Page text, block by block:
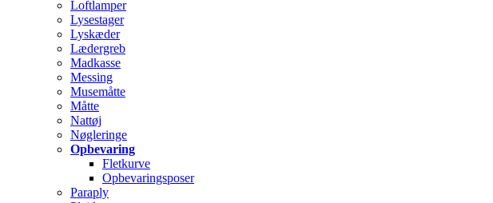
Loftlamper
Lysestager
Lyskæder
Lædergreb
Madkasse
Messing
Musemåtte
Måtte
Nattøj
Nøgleringe
Opbevaring
Fletkurve
Opbevaringsposer
Paraply